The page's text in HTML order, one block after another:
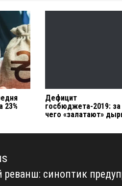
23%
Дефицит
госбюджета-2019: за
чего «залатают»
синоптик